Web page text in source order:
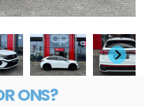
ONS?